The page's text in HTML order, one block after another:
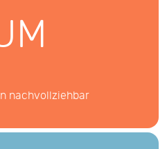
nachvollziehbar